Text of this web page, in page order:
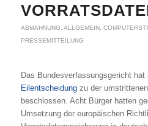
ABMAHNUNG ALLGEMEIN,
PRESSEMITTEILUNG
Das Bundesverfassungsgericht hat
Eilentscheidungzu der
beschlossen. Acht Bürger hatten
Umsetzung der europäischen